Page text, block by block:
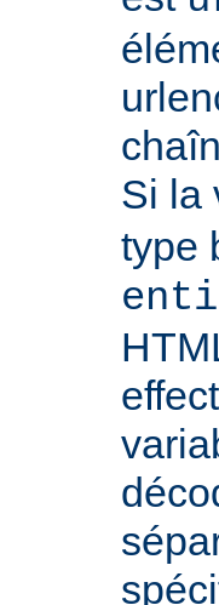
Si la
type